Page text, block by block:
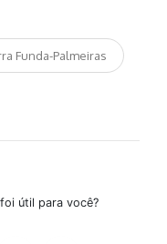
Funda-Palmeiras
útil para você?